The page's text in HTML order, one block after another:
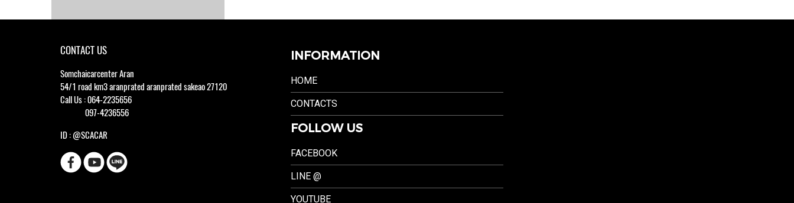
CONTACT US
Somchaicarcenter Aran
54/1 road km3 aranprated aranprated sakeao 27120
Call Us : 064-2235656
097-4236556
ID : @SCACAR
INFORMATION
HOME
CONTACTS
FOLLOW US
FACEBOOK
LINE @
YOUTUBE